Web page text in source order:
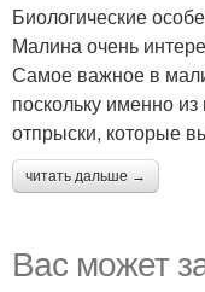
Биологические
Малина очень
Самое важное в
поскольку именно
отпрыски, которые
читать дальше →
Вас может